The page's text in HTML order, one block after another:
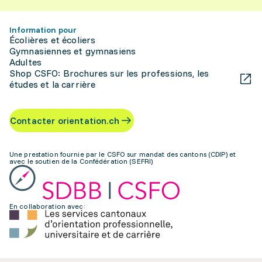
Information pour
Écolières et écoliers
Gymnasiennes et gymnasiens
Adultes
Shop CSFO: Brochures sur les professions, les
études et la carrière
Contacter orientation.ch
Une prestation fournie par le CSFO sur mandat des cantons (CDIP) et
avec le soutien de la Confédération (SEFRI)
En collaboration avec: